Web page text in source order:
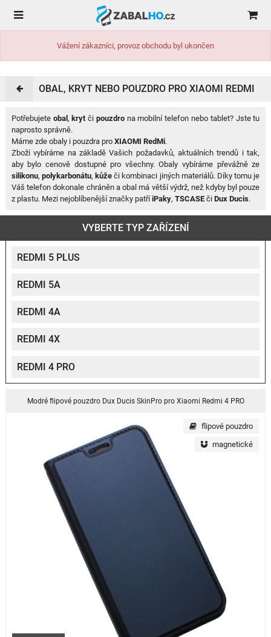
Vážení zákazníci, provoz obchodu byl ukončen
OBAL, KRYT NEBO POUZDRO PRO XIAOMI REDMI
Potřebujete obal , kryt či pouzdrona mobilní telefon nebo tablet? Jste tu
naprosto správně.
Máme zde obaly i pouzdra pro XIAOMI RedMi.
Zboží vybíráme na základě Vašich požadavků, aktuálních trendů i tak,
aby bylo cenově dostupné pro všechny. Obaly vybíráme převážně ze
silikonu, polykarbonátu, kůže či kombinaci jiných materiálů. Díky tomu je
Váš telefon dokonale chráněn a obal má větší výdrž, než kdyby byl pouze
z plastu. Mezi nejoblíbenější značky patříiPaky, TSCASEči Dux Ducis.
VYBERTE TYP ZAŘÍZENÍ
REDMI 5 PLUS
REDMI 5A
REDMI 4A
REDMI 4X
REDMI 4 PRO
Modré flipové pouzdro Dux Ducis SkinPro pro Xiaomi Redmi 4 PRO
flipové pouzdro
magnetické